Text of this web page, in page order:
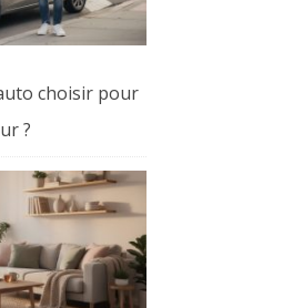
choisir pour
?